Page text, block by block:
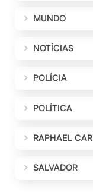
MUNDO
NOTÍCIAS
POLÍCIA
POLÍTICA
RAPHAEL
SALVADOR